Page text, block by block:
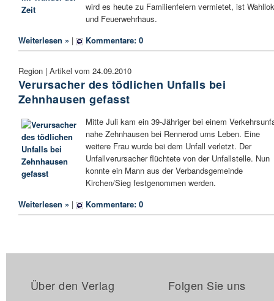
wird es heute zu Familienfeiern vermietet, ist
und Feuerwehrhaus.
Weiterlesen » | Kommentare: 0
Region | Artikel vom 24.09.2010
Verursacher des tödlichen Unfalls bei
Zehnhausen gefasst
Mitte Juli kam ein 39-Jähriger bei einem
nahe Zehnhausen bei Rennerod ums Leben. Eine
weitere Frau wurde bei dem Unfall verletzt. Der
Unfallverursacher flüchtete von der Unfallstelle. Nun
konnte ein Mann aus der Verbandsgemeinde
Kirchen/Sieg festgenommen werden.
Weiterlesen » | Kommentare: 0
Über den Verlag Folgen Sie uns